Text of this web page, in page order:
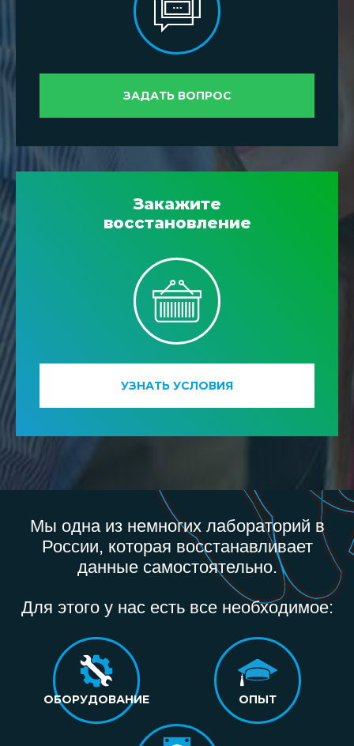
ЗАДАТЬ ВОПРОС
Закажите
восстановление
УЗНАТЬ УСЛОВИЯ
Мы одна из немногих лабораторий в
России, которая восстанавливает
данные самостоятельно.
Для этого у нас есть все необходимое:
ОБОРУДОВАНИЕ ОПЫТ